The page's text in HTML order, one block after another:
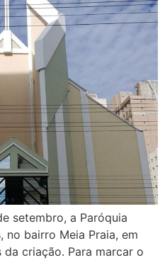
setembro, a Paróquia
no bairro Meia Praia, em
criação. Para marcar o